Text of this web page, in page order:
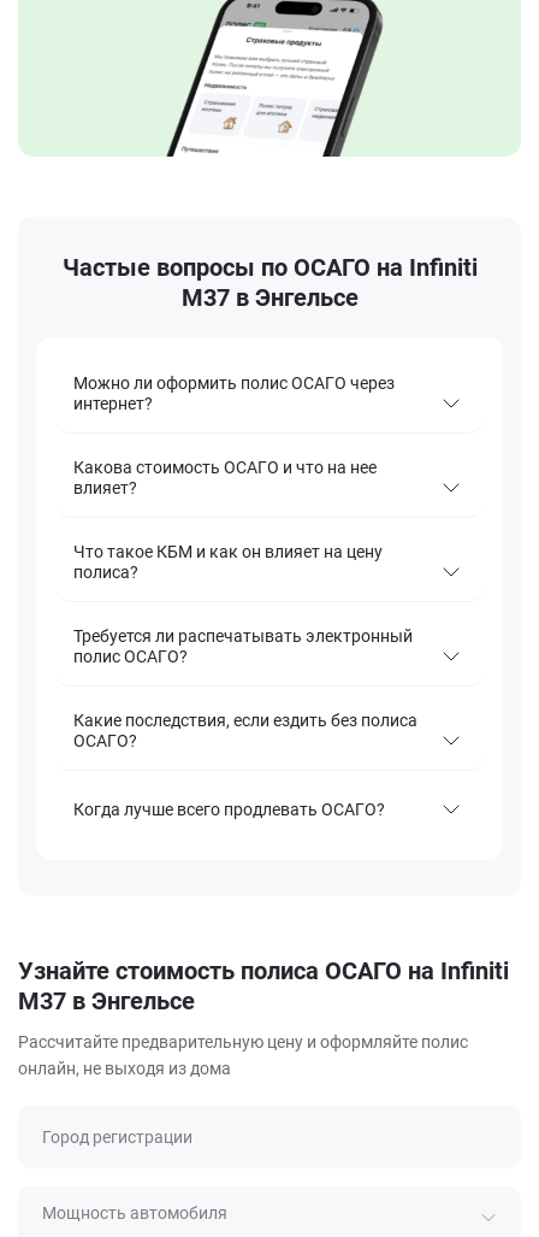
Частые вопросы по ОСАГО на Infiniti
M37 в Энгельсе
Можно ли оформить полис ОСАГО через
интернет?
Какова стоимость ОСАГО и что на нее
влияет?
Что такое КБМ и как он влияет на цену
полиса?
Требуется ли распечатывать электронный
полис ОСАГО?
Какие последствия, если ездить без полиса
ОСАГО?
Когда лучше всего продлевать ОСАГО?
Узнайте стоимость полиса ОСАГО на Infiniti
M37 в Энгельсе
Рассчитайте предварительную цену и оформляйте полис
онлайн, не выходя из дома
Город регистрации
Мощность автомобиля